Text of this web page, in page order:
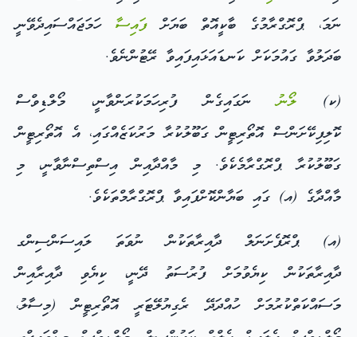
ނަމަ، ޕްރޮގްރާމުގެ ބާކީއޮތް ބަޔަށްފައިސާ ހަމަޖައްސައިދެވޭނީ
ބަދަލުވާ ގައުމަކަށް ކަނޑައަޅައިފައިވާ ރޭޓުންނެވެ.
(ކ)ލޯނުނަގައިގެން ފުރިހަމަކުރަންވާނީ، މޯލްޑިވްސް
ކޮލިފިކޭށަންސް އޮތޯރިޓީން ގަބޫލުކުރާ މަރުކަޒެއްގައި، އެ އޮތޯރިޓީން
ގަބޫލުކުރާ ޕްރޮގްރާމެކެވެ. މި މާއްދާއިން އިސްތިސްނާވާނީ، މި
މާއްދާގެ (އ) ގައި ބަޔާންކޮށްފައިވާ ޕްރޮގްރާމްތަކެވެ.
(އ) ޕްރޮފެށަނަލް ދާއިރާތަކުން ނުވަތަ ލައިސަންސިންގ
ދާއިރާތަކުން ކިޔެވުމަށް ފުރުސަތު ދޭނީ، ކިޔެވި ދާއިރާއިން
މަސައްކަތްކުރުމަށް ހުއްދަދޭ ރެގިޔުލޭޓަރީ އޮތޯރިޓީން (މިސާލު،